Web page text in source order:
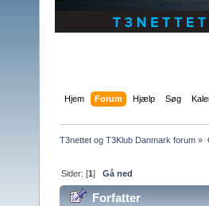
Hjem Forum Hjælp Søg
T3nettet og T3Klub Danmark forum »
Sider: [1]Gå ned
Forfatter